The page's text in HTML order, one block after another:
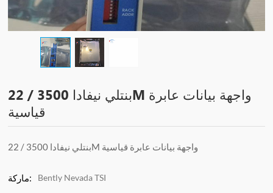
بنتلي نيفادا 3500 / 22M واجهة بيانات عابرة
قياسية
بنتلي نيفادا 3500 / 22M واجهة بيانات عابرة قياسية
ماركة: Bently Nevada TSI